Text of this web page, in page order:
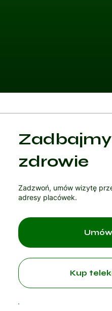
zdrowie
Zadzwoń, umów wizytę
adresy placówek.
Kup